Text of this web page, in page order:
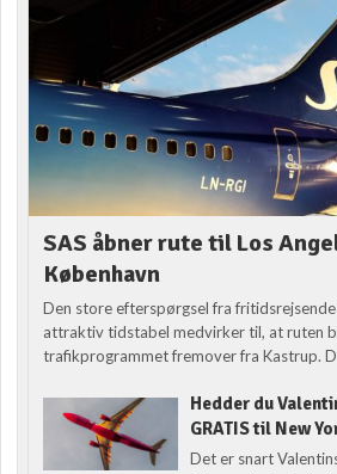
SAS åbner rute til Los
København
Den store efterspørgsel fra
attraktiv tidstabel medvirker til, at ruten
trafikprogrammet fremover fra Kastrup.
Hedder du
GRATIS til New
Det er snart